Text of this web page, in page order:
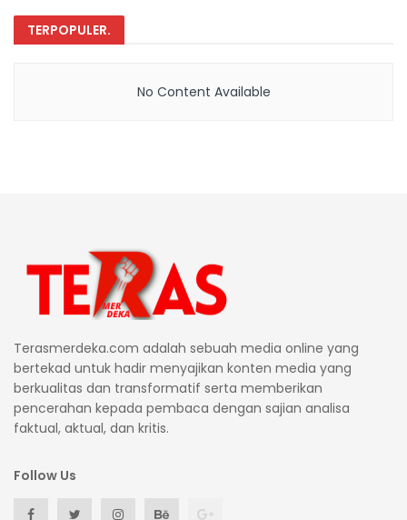
TERPOPULER.
No Content Available
Terasmerdeka.com adalah sebuah media online yang
bertekad untuk hadir menyajikan konten media yang
berkualitas dan transformatif serta memberikan
pencerahan kepada pembaca dengan sajian analisa
faktual, aktual, dan kritis.
Follow Us